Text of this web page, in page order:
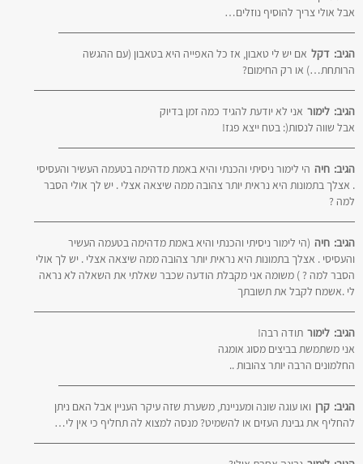
אבל אולי צריך להוסיף נוזלים…
דקל הגיב:
אם יש לי טאבון, אז כל האפייה היא בטאבון (עם ההגשה
הרותחת…) או רק החימום?
לימור הגיב:
אני לא יודעת להגיד כמה זמן בדיוק
אבל שווה לנסות(: בטח ייצא פגז!
חיה הגיב:
הי לימור ניסיתי והכנתי והיא באמת מדהימה בטעמה העשיר והעסיסי
. אצלך בתמונות היא נראית יותר צהובה ממה שיצאה אצלי . יש לך אולי הסבר
למה ?
חיה הגיב:
(הי לימור ניסיתי והכנתי והיא באמת מדהימה בטעמה העשיר
והעסיסי . אצלך בתמונות היא נראית יותר צהובה ממה שיצאה אצלי . יש לך אולי
הסבר למה ? ) משומה אני מקבלת הודעה שכבר שאלתי את השאלה לא נראה
לי .אשמח לקבל את תשובתך
לימור הגיב:
תודה רבה!
אני משתמשת בביצים מסוג אומגה
החלמונים הרבה יותר צהובות ..
קרן הגיב:
ואו עוגה שונה ומעניינת, משערת שזה עיקר העניין אבל האם ניתן
להחליף את גבינת העזים או להשמיט? מנסה למצוא לה תחליף כי אין לי…